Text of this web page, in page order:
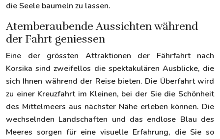
die Seele baumeln zu lassen.
Atemberaubende Aussichten während
der Fahrt geniessen
Eine der grössten Attraktionen der Fährfahrt nach
Korsika sind zweifellos die spektakulären Ausblicke, die
sich Ihnen während der Reise bieten. Die Überfahrt wird
zu einer Kreuzfahrt im Kleinen, bei der Sie die Schönheit
des Mittelmeers aus nächster Nähe erleben können. Die
wechselnden Landschaften und das endlose Blau des
Meeres sorgen für eine visuelle Erfahrung, die Sie so